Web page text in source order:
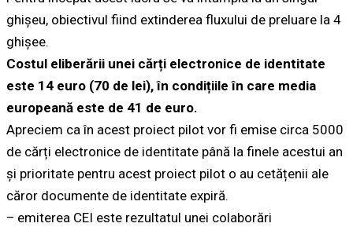
ghișeu, obiectivul fiind extinderea fluxului de preluare la 4
ghișee.
Costul eliberării unei cărți electronice de identitate
este 14 euro (70 de lei), în condițiile în care media
europeană este de 41 de euro.
Apreciem ca în acest proiect pilot vor fi emise circa 5000
de cărți electronice de identitate până la finele acestui an
și prioritate pentru acest proiect pilot o au cetățenii ale
căror documente de identitate expiră.
– emiterea CEI este rezultatul unei colaborări